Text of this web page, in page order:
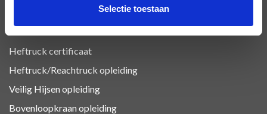
Selectie toestaan
Heftruck certificaat
Heftruck/Reachtruck opleiding
Veilig Hijsen opleiding
Bovenloopkraan opleiding